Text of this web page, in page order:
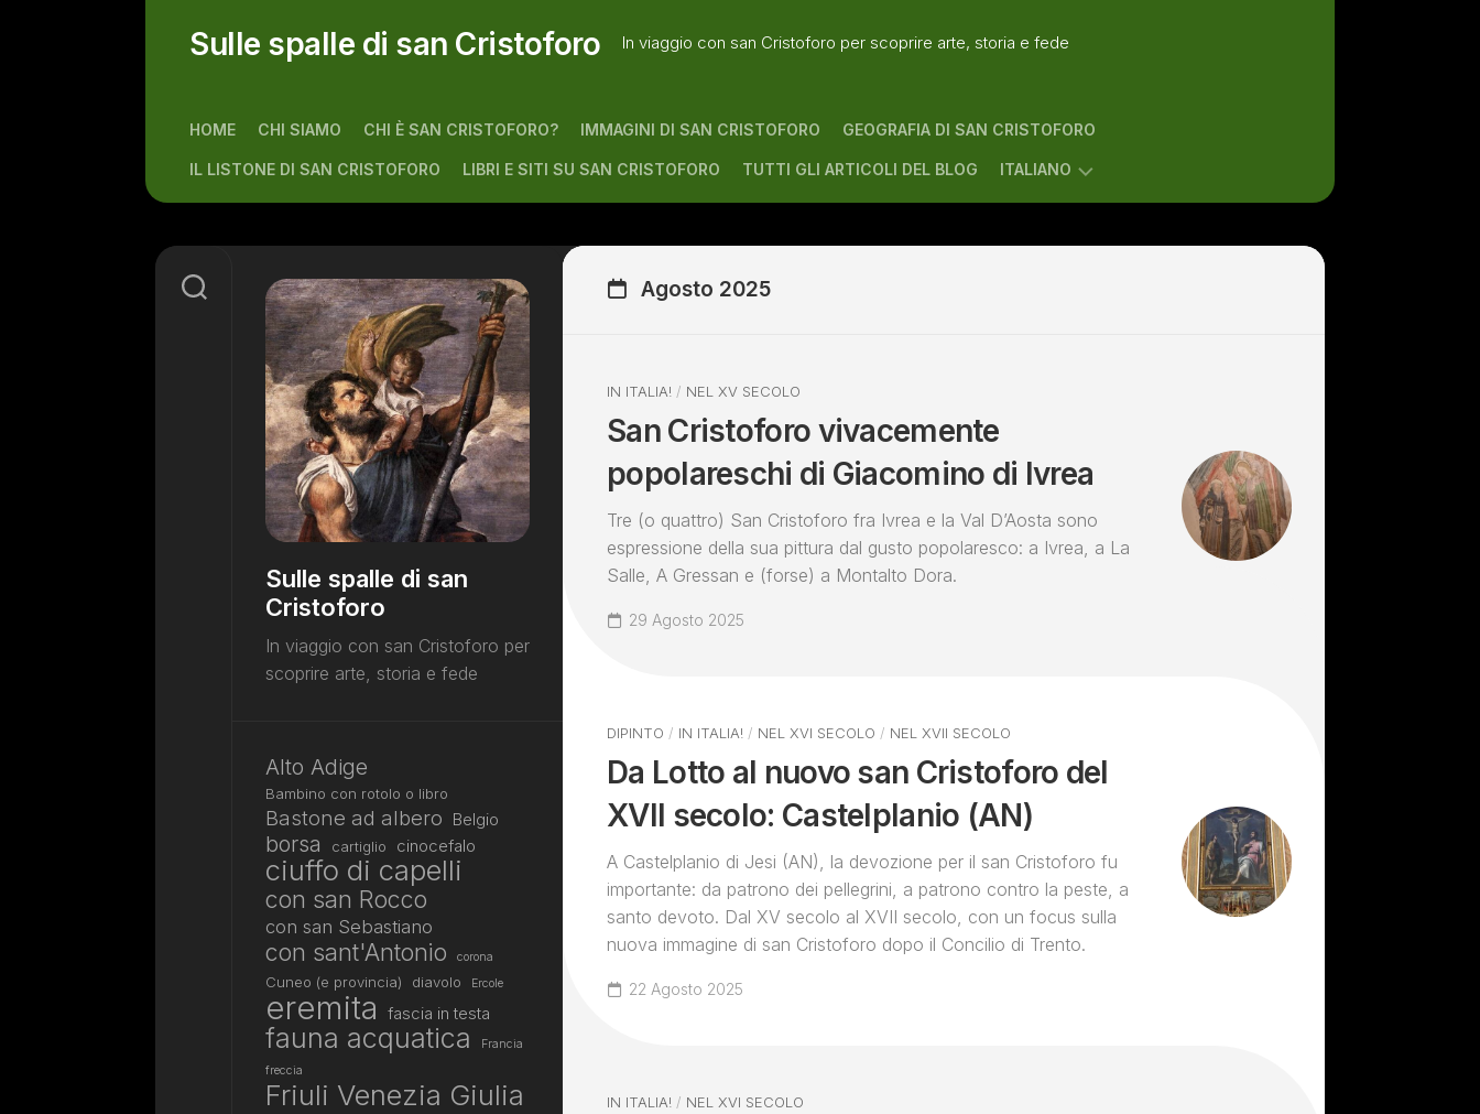
Sulle spalle di san Cristoforo In viaggio con san Cristoforo per scoprire arte, storia e fede
HOME CHI SIAMO CHI È SAN CRISTOFORO? IMMAGINI DI SAN CRISTOFORO GEOGRAFIA DI SAN CRISTOFORO
IL LISTONE DI SAN CRISTOFORO LIBRI E SITI SU SAN CRISTOFORO TUTTI GLI ARTICOLI DEL BLOG ITALIANO
Agosto 2025
IN ITALIA! / NEL XV SECOLO
San Cristoforo vivacemente
popolareschi di Giacomino di Ivrea
Tre (o quattro) San Cristoforo fra Ivrea e la Val D’Aosta sono
espressione della sua pittura dal gusto popolaresco: a Ivrea, a La
Salle, A Gressan e (forse) a Montalto Dora.
29 Agosto 2025
DIPINTO / IN ITALIA! / NEL XVI SECOLO / NEL XVII SECOLO
Da Lotto al nuovo san Cristoforo del
XVII secolo: Castelplanio (AN)
A Castelplanio di Jesi (AN), la devozione per il san Cristoforo fu
importante: da patrono dei pellegrini, a patrono contro la peste, a
santo devoto. Dal XV secolo al XVII secolo, con un focus sulla
nuova immagine di san Cristoforo dopo il Concilio di Trento.
22 Agosto 2025
IN ITALIA! / NEL XVI SECOLO
Sulle spalle di san
Cristoforo
In viaggio con san Cristoforo per
scoprire arte, storia e fede
Alto Adige
Bambino con rotolo o libro
Bastone ad albero Belgio
borsa cartiglio cinocefalo
ciuffo di capelli
con san Rocco
con san Sebastiano
con sant'Antonio corona
Cuneo (e provincia) diavolo Ercole
eremita fascia in testa
fauna acquatica
Francia
freccia
Friuli Venezia Giulia